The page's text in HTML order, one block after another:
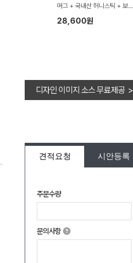
머그 + 국내산 허니스틱 + 보자
기포장 세트
28,600원
디자인 이미지 소스 무료제공 >
견적요청 시안등록
주문수량
문의사항